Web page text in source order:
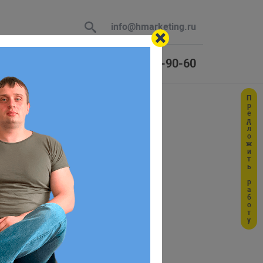
info@hmarketing.ru
+7 (925) 464-90-60
юзером:
ответ
с учетом
Предложить работу